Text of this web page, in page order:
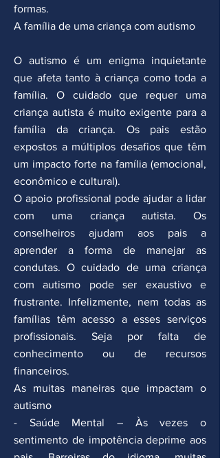
formas.
A família de uma criança com autismo
O autismo é um enigma inquietante
que afeta tanto à criança como toda a
família. O cuidado que requer uma
criança autista é muito exigente para a
família da criança. Os pais estão
expostos a múltiplos desafios que têm
um impacto forte na família (emocional,
econômico e cultural).
O apoio profissional pode ajudar a lidar
com uma criança autista. Os
conselheiros ajudam aos pais a
aprender a forma de manejar as
condutas. O cuidado de uma criança
com autismo pode ser exaustivo e
frustrante. Infelizmente, nem todas as
famílias têm acesso a esses serviços
profissionais. Seja por falta de
conhecimento ou de recursos
financeiros.
As muitas maneiras que impactam o
autismo
- Saúde Mental – Às vezes o
sentimento de impotência deprime aos